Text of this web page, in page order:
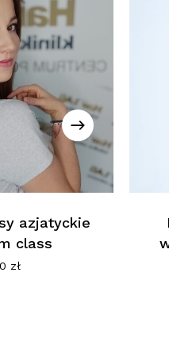
azjatyckie
class
zł